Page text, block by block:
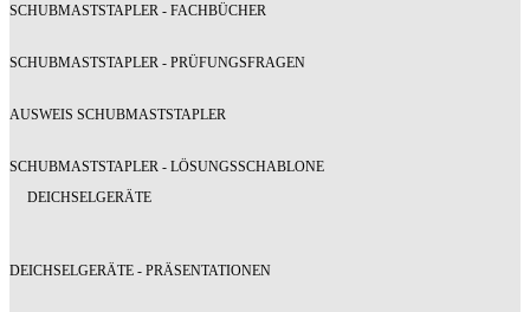
SCHUBMASTSTAPLER - FACHBÜCHER
SCHUBMASTSTAPLER - PRÜFUNGSFRAGEN
AUSWEIS SCHUBMASTSTAPLER
SCHUBMASTSTAPLER - LÖSUNGSSCHABLONE
DEICHSELGERÄTE
DEICHSELGERÄTE - PRÄSENTATIONEN